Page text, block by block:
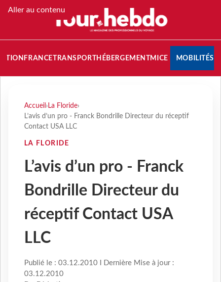
Aller au contenu
FRANCETRANSPORT HÉBERGEMENTMICE MOBILITÉS
Accueil › La Floride›
L’avis d’un pro - Franck Bondrille Directeur du réceptif
Contact USA LLC
LA FLORIDE
L’avis d’un pro - Franck
Bondrille Directeur du
réceptif Contact USA
LLC
Publié le : 03.12.2010 I Dernière Mise à jour :
03.12.2010